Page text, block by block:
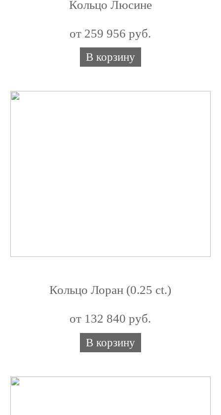
Кольцо Люсине
от 259 956 руб.
В корзину
Кольцо Лоран (0.25 сt.)
от 132 840 руб.
В корзину